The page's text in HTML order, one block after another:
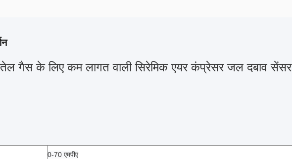
गैस के लिए कम लागत वाली सिरेमिक एयर कंप्रेसर जल दबाव सेंसर
0-70 एमपीए